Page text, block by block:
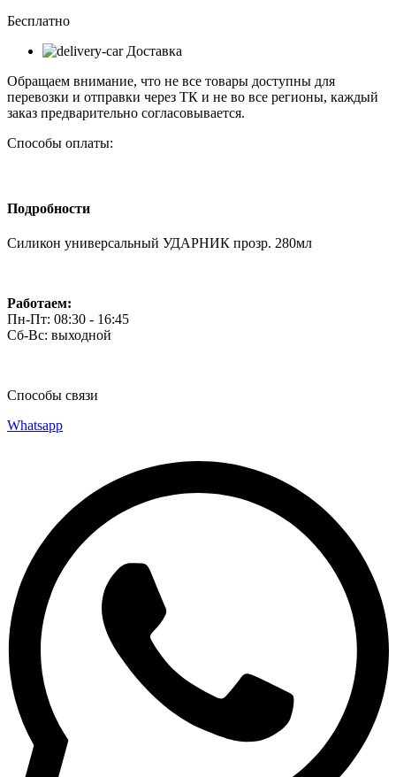
Бесплатно
Доставка
Обращаем внимание, что не все товары доступны для
перевозки и отправки через ТК и не во все регионы, каждый
заказ предварительно согласовывается.
Способы оплаты:
Подробности
Силикон универсальный УДАРНИК прозр. 280мл
Работаем:
Пн-Пт: 08:30 - 16:45
Сб-Вс: выходной
Способы связи
Whatsapp